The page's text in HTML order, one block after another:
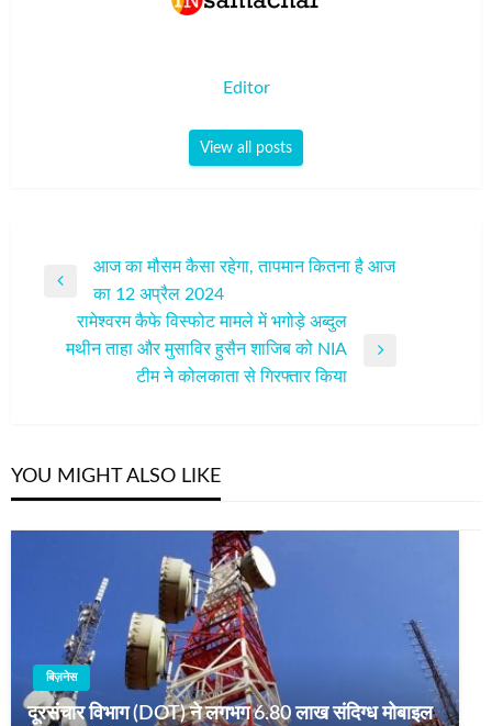
Editor
View all posts
नेविगेशन
Previous
Post
आज का मौसम कैसा रहेगा, तापमान कितना है आज
का 12 अप्रैल 2024
रामेश्वरम कैफे विस्फोट मामले में भगोड़े अब्दुल
मथीन ताहा और मुसाविर हुसैन शाजिब को NIA
टीम ने कोलकाता से गिरफ्तार किया
YOU MIGHT ALSO LIKE
बिज़नेस
दूरसंचार विभाग (DOT) ने लगभग 6.80 लाख संदिग्ध मोबाइल